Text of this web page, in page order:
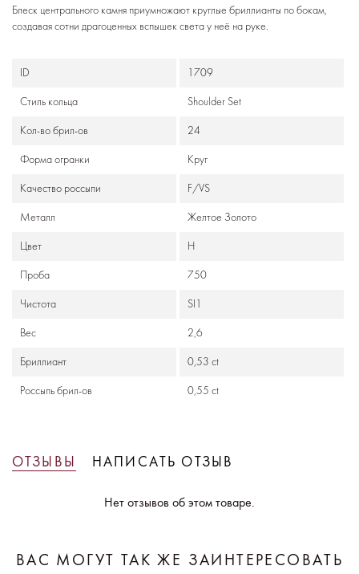
Блеск центрального камня приумножают круглые бриллианты по бокам,
создавая сотни драгоценных вспышек света у неё на руке.
ID 1709
Стиль кольца Shoulder Set
Кол-во брил-ов 24
Формa огранки Круг
Качество россыпи F/VS
Металл Желтое Золото
Цвет Н
Проба 750
Чистота SI1
Вес 2,6
Бриллиант 0,53 ct
Россыпь брил-ов 0,55 ct
ОТЗЫВЫ НАПИСАТЬ ОТЗЫВ
Нет отзывов об этом товаре.
ВАС МОГУТ ТАК ЖЕ ЗАИНТЕРЕСОВАТЬ